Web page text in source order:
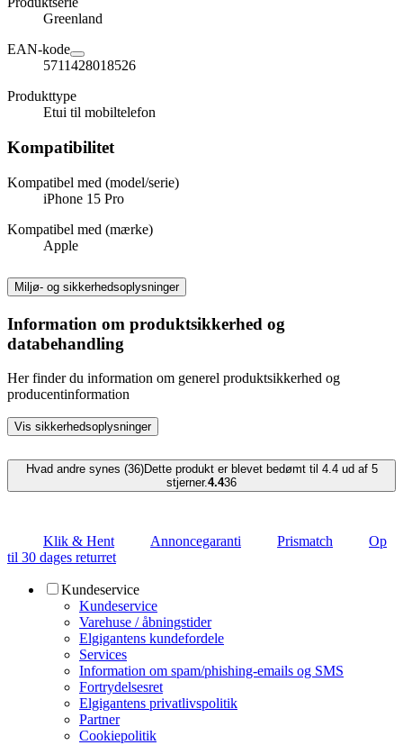
Greenland
EAN-kode
5711428018526
Produkttype
Etui til mobiltelefon
Kompatibilitet
Kompatibel med (model/serie)
iPhone 15 Pro
Kompatibel med (mærke)
Apple
Miljø- og sikkerhedsoplysninger
Information om produktsikkerhed og
databehandling
Her finder du information om generel produktsikkerhed og
producentinformation
Vis sikkerhedsoplysninger
Hvad andre synes (36)Dette produkt er blevet bedømt til 4.4 ud af 5
stjerner.4.436
Klik & Hent Annoncegaranti Prismatch
Op
til 30 dages returret
Kundeservice
Kundeservice
Varehuse / åbningstider
Elgigantens kundefordele
Services
Information om spam/phishing-emails og SMS
Fortrydelsesret
Elgigantens privatlivspolitik
Partner
Cookiepolitik